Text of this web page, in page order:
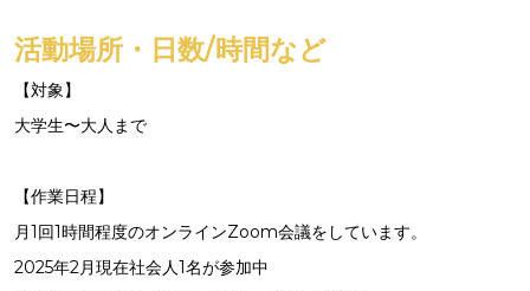
活動場所・日数/時間など
【対象】
大学生〜大人まで
【作業日程】
月1回1時間程度のオンラインZoom会議をしています。
2025年2月現在社会人1名が参加中